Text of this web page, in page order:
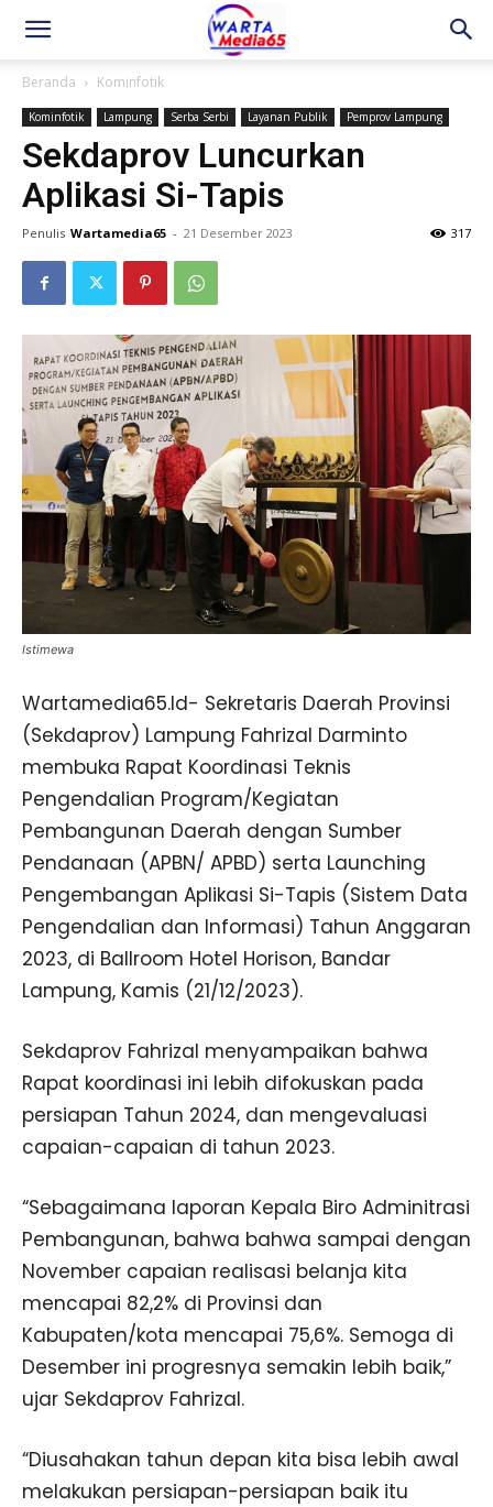
Beranda Kominfotik
Kominfotik Lampung Serba Serbi Layanan Publik Pemprov Lampung
Sekdaprov Luncurkan
Aplikasi Si-Tapis
Penulis Wartamedia65 - 21 Desember 2023 317
Istimewa
Wartamedia65.Id- Sekretaris Daerah Provinsi
(Sekdaprov) Lampung Fahrizal Darminto
membuka Rapat Koordinasi Teknis
Pengendalian Program/Kegiatan
Pembangunan Daerah dengan Sumber
Pendanaan (APBN/ APBD) serta Launching
Pengembangan Aplikasi Si-Tapis (Sistem Data
Pengendalian dan Informasi) Tahun Anggaran
2023, di Ballroom Hotel Horison, Bandar
Lampung, Kamis (21/12/2023).
Sekdaprov Fahrizal menyampaikan bahwa
Rapat koordinasi ini lebih difokuskan pada
persiapan Tahun 2024, dan mengevaluasi
capaian-capaian di tahun 2023.
“Sebagaimana laporan Kepala Biro Adminitrasi
Pembangunan, bahwa bahwa sampai dengan
November capaian realisasi belanja kita
mencapai 82,2% di Provinsi dan
Kabupaten/kota mencapai 75,6%. Semoga di
Desember ini progresnya semakin lebih baik,”
ujar Sekdaprov Fahrizal.
“Diusahakan tahun depan kita bisa lebih awal
melakukan persiapan-persiapan baik itu